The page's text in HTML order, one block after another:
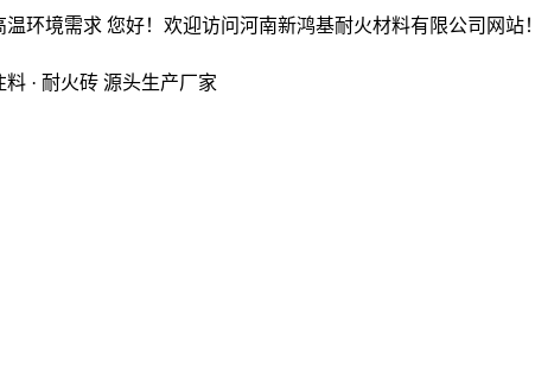
环境需求 您好！欢迎访问河南新鸿基耐火材料有限公司网站！
料 · 耐火砖 源头生产厂家